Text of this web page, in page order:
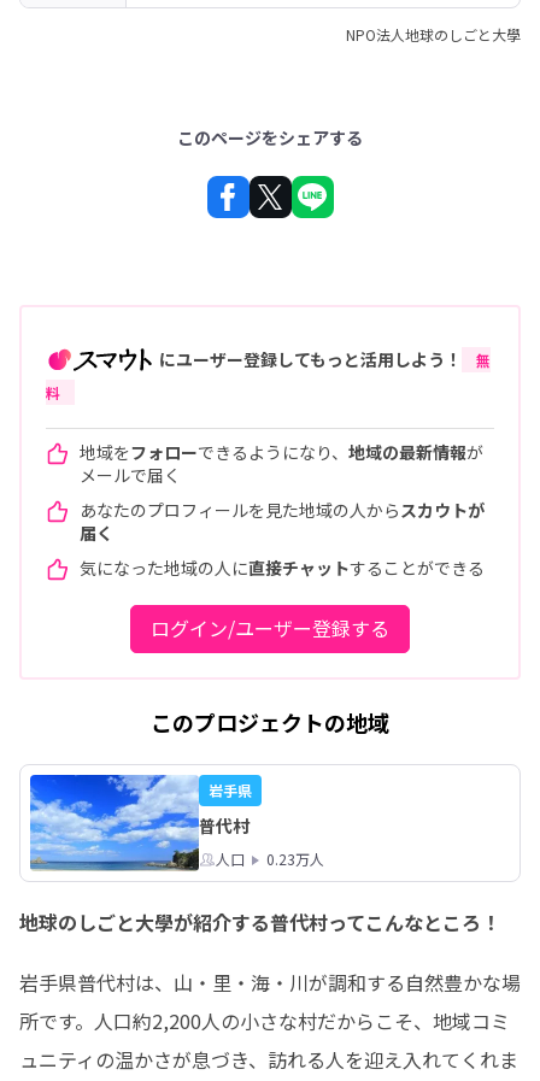
NPO法人地球のしごと大學
このページをシェアする
にユーザー登録してもっと活用しよう！
無
料
地域をフォローできるようになり、 地域の最新情報が
メールで届く
あなたのプロフィールを見た地域の人から スカウトが
届く
気になった地域の人に直接チャットすることができる
ログイン/ユーザー登録する
このプロジェクトの地域
岩手県
普代村
人口 0.23万人
地球のしごと大學が紹介する普代村ってこんなところ！
岩手県普代村は、山・里・海・川が調和する自然豊かな場
所です。人口約2,200人の小さな村だからこそ、地域コミ
ュニティの温かさが息づき、訪れる人を迎え入れてくれま